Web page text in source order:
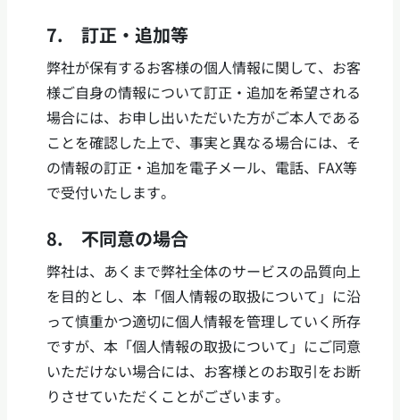
7. 訂正・追加等
弊社が保有するお客様の個人情報に関して、お客
様ご自身の情報について訂正・追加を希望される
場合には、お申し出いただいた方がご本人である
ことを確認した上で、事実と異なる場合には、そ
の情報の訂正・追加を電子メール、電話、FAX等
で受付いたします。
8. 不同意の場合
弊社は、あくまで弊社全体のサービスの品質向上
を目的とし、本「個人情報の取扱について」に沿
って慎重かつ適切に個人情報を管理していく所存
ですが、本「個人情報の取扱について」にご同意
いただけない場合には、お客様とのお取引をお断
りさせていただくことがございます。